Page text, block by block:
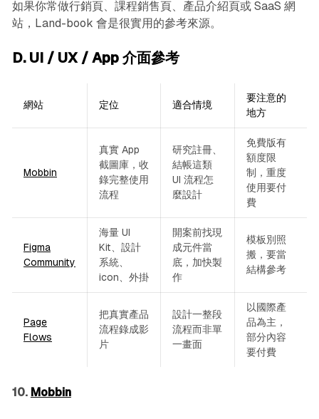
如果你常做行銷頁、課程銷售頁、產品介紹頁或 SaaS 網
站，Land-book 會是很實用的參考來源。
D. UI / UX / App 介面參考
網站 定位 適合情境
要注意的
地方
Mobbin
真實 App
截圖庫，收
錄完整使用
流程
研究註冊、
結帳這類
UI 流程怎
麼設計
免費版有
額度限
制，重度
使用要付
費
Figma
Community
海量 UI
Kit、設計
系統、
icon、外掛
開案前找現
成元件當
底，加快製
作
模板別照
搬，要當
結構參考
Page
Flows
把真實產品
流程錄成影
片
設計一整段
流程而非單
一畫面
以國際產
品為主，
部分內容
要付費
10. Mobbin